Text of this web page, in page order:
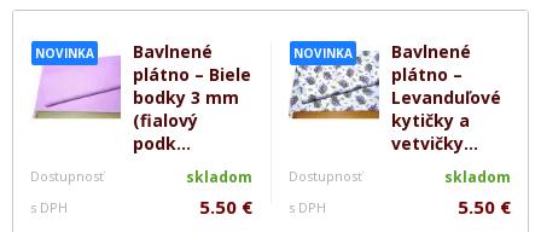
NOVINKA
Bavlnené
plátno – Biele
bodky 3 mm
(fialový
podk...
Dostupnosť skladom
s DPH 5.50 €
NOVINKA
Bavlnené
plátno –
Levanduľové
kytičky a
vetvičky...
Dostupnosť skladom
s DPH 5.50 €